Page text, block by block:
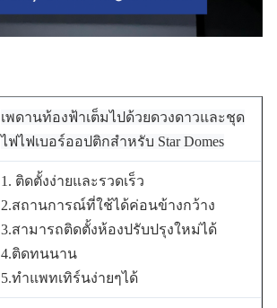
เพดานท้องฟ้าเต็มไปด้วยดวงดาวและชุด
ไฟไฟเบอร์ออปติกสำหรับ Star Domes
1. ติดตั้งง่ายและรวดเร็ว
2.สถานการณ์ที่ใช้ได้ค่อนข้างกว้าง
3.สามารถติดตั้งห้องปรับปรุงใหม่ได้
4.ติดทนนาน
5.ทำแพทเทิร์นง่ายๆได้